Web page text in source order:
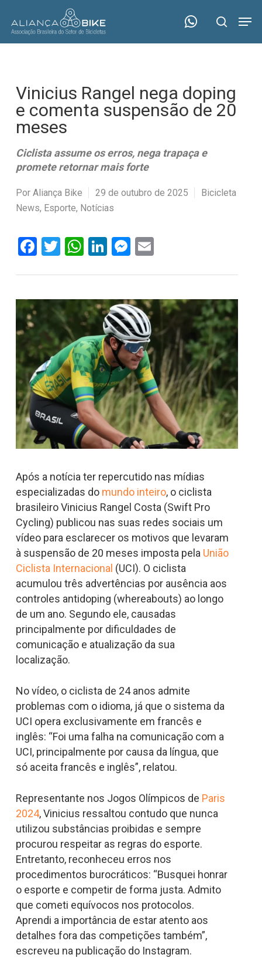
main
search
Vinicius Rangel nega doping
e comenta suspensão de 20
meses
Ciclista assume os erros, nega trapaça e
promete retornar mais forte
Por Aliança Bike 29 de outubro de 2025
Bicicleta
News, Esporte, Notícias
Facebook
Twitter
WhatsApp
LinkedIn
Messenger
Email
Após a notícia ter repercutido nas mídias
especializadas do mundo inteiro, o ciclista
brasileiro Vinicius Rangel Costa (Swift Pro
Cycling) publicou nas suas redes sociais um
vídeo para esclarecer os motivos que levaram
à suspensão de 20 meses imposta pela União
Ciclista Internacional (UCI). O ciclista
acumulou três advertências por ausência aos
controles antidoping (whereabouts) ao longo
de um ano. Segundo ele, causadas
principalmente por dificuldades de
comunicação e atualização da sua
localização.
No vídeo, o ciclista de 24 anos admite
problemas com o idioma, já que o sistema da
UCI opera exclusivamente em francês e
inglês: “Foi uma falha na comunicação com a
UCI, principalmente por causa da língua, que
só aceita francês e inglês”, relatou.
Representante nos Jogos Olímpicos de Paris
2024, Vinicius ressaltou contudo que nunca
utilizou substâncias proibidas e sempre
procurou respeitar as regras do esporte.
Entretanto, reconheceu erros nos
procedimentos burocráticos: “Busquei honrar
o esporte e competir de forma justa. Admito
que cometi equívocos nos protocolos.
Aprendi a importância de estar atento aos
detalhes fora das competições também”,
escreveu na publicação do Instagram.